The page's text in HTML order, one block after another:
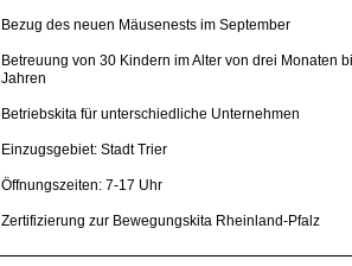
Bezug des neuen Mäusenests im September
Betreuung von 30 Kindern im Alter von drei Monaten
Jahren
Betriebskita für unterschiedliche Unternehmen
Einzugsgebiet: Stadt Trier
Öffnungszeiten: 7-17 Uhr
Zertifizierung zur Bewegungskita Rheinland-Pfalz